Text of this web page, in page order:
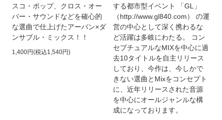
スコ・ポップ、クロス・オー
バー・サウンドなどを確心的
な選曲で仕上げたアーバン×ダ
ンサブル・ミックス！！
1,400円(税込1,540円)
する都市型イベント 「GL」
（http://www.gl840.com） の運
営の中心として深く携わるな
ど活躍は多岐にわたる。 コン
セプチュアルなMIXを中心に過
去10タイトルを自主リリース
しており、今作は、今しかで
きない選曲とMixをコンセプト
に、近年リリースされた音源
を中心にオールジャンルな構
成になっております。